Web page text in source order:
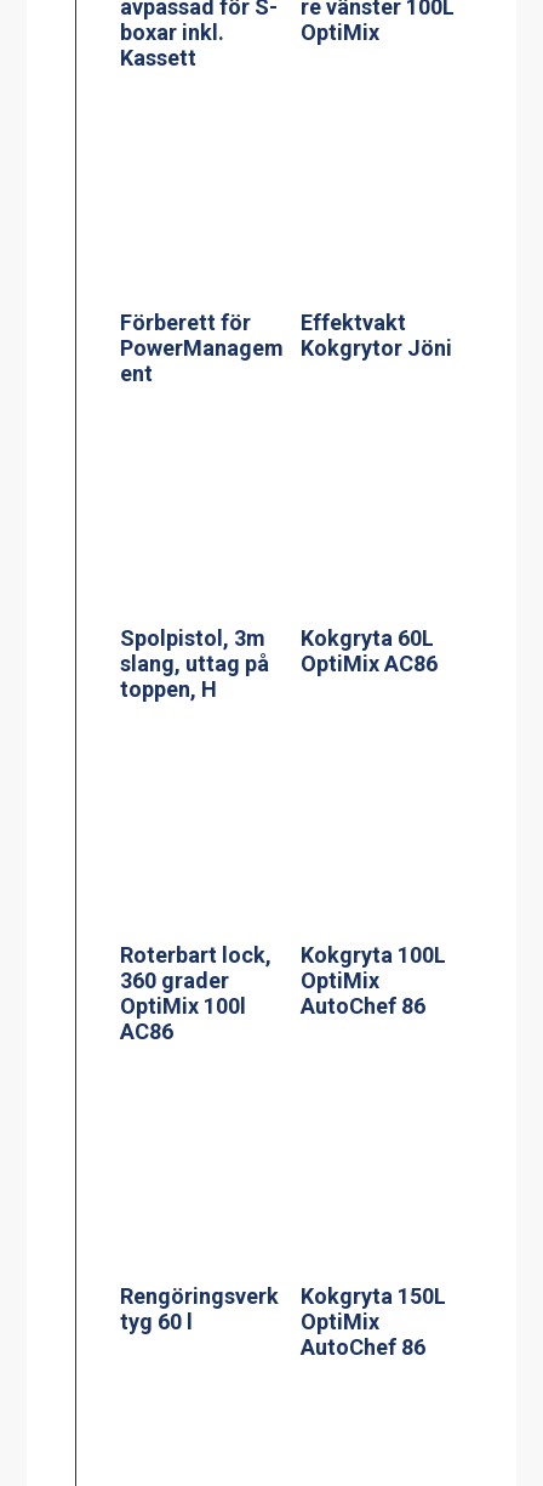
avpassad för S-
boxar inkl.
Kassett
re vänster 100L
OptiMix
Förberett för
PowerManagem
ent
Effektvakt
Kokgrytor Jöni
Spolpistol, 3m
slang, uttag på
toppen, H
Kokgryta 60L
OptiMix AC86
Roterbart lock,
360 grader
OptiMix 100l
AC86
Kokgryta 100L
OptiMix
AutoChef 86
Rengöringsverk
tyg 60 l
Kokgryta 150L
OptiMix
AutoChef 86